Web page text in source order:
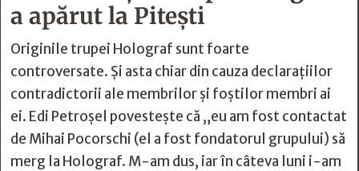
a apărut la Pitești
Originile trupei Holograf sunt foarte
controversate. Şi asta chiar din cauza declaraţiilor
contradictorii ale membrilor şi foştilor membri ai
ei. Edi Petroşel povesteşte că „eu am fost contactat
de Mihai Pocorschi (el a fost fondatorul grupului) să
merg la Holograf. M-am dus, iar în câteva luni i-am